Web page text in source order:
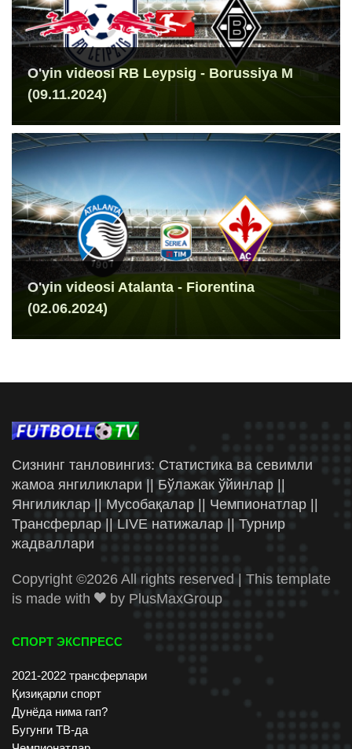
O'yin videosi RB Leypsig - Borussiya M
(09.11.2024)
O'yin videosi Atalanta - Fiorentina
(02.06.2024)
Сизнинг танловингиз: Статистика ва севимли
жамоа янгиликлари || Бўлажак ўйинлар ||
Янгиликлар || Мусобақалар || Чемпионатлар ||
Трансферлар || LIVE натижалар || Турнир
жадваллари
Copyright ©2026 All rights reserved | This template
is made with
by PlusMaxGroup
СПОРТ ЭКСПРЕСС
2021-2022 трансферлари
Қизиқарли спорт
Дунёда нима гап?
Бугунги ТВ-да